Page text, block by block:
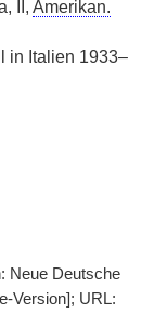
II, Amerikan.
in Italien 1933–
Neue Deutsche
Version]; URL: